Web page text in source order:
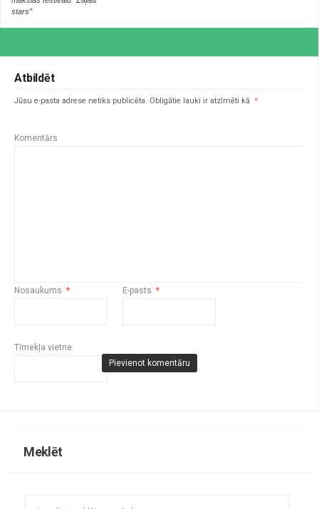
stars”
Atbildēt
Jūsu e-pasta adrese netiks publicēta. Obligātie lauki ir atzīmēti kā *
Komentārs
Nosaukums * E-pasts *
Tīmekļa vietne
Meklēt